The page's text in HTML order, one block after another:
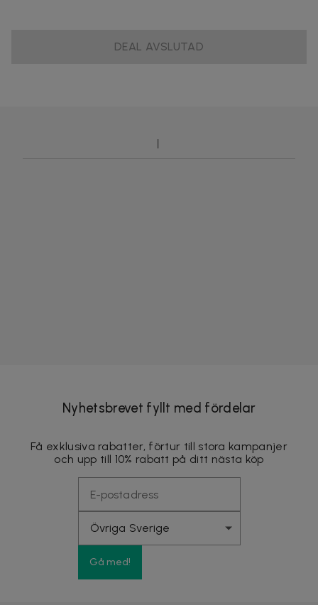
DEAL AVSLUTAD
Nyhetsbrevet fyllt med fördelar
Få exklusiva rabatter, förtur till stora kampanjer
och upp till 10% rabatt på ditt nästa köp
Gå med!